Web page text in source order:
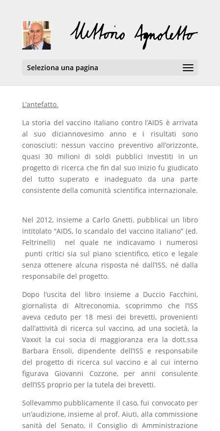
Seleziona una pagina
L’antefatto.
La storia del vaccino italiano contro l’AIDS è arrivata
al suo diciannovesimo anno e i risultati sono
conosciuti: nessun vaccino preventivo all’orizzonte,
quasi 30 milioni di soldi pubblici investiti in un
progetto di ricerca che fin dal suo inizio fu giudicato
del tutto superato e inadeguato da una parte
consistente della comunità scientifica internazionale.
Nel 2012, insieme a Carlo Gnetti, pubblicai un libro
intitolato “AIDS, lo scandalo del vaccino italiano” (ed.
Feltrinelli) nel quale ne indicavamo i numerosi
punti critici sia sul piano scientifico, etico e legale
senza ottenere alcuna risposta né dall’ISS, né dalla
responsabile del progetto.
Dopo l’uscita del libro insieme a Duccio Facchini,
giornalista di Altreconomia, scoprimmo che l’ISS
aveva ceduto per 18 mesi dei brevetti, provenienti
dall’attività di ricerca sul vaccino, ad una società, la
Vaxxit la cui socia di maggioranza era la dott.ssa
Barbara Ensoli, dipendente dell’ISS e responsabile
del progetto di ricerca sul vaccino e al cui interno
figurava Giovanni Cozzone, per anni consulente
dell’ISS proprio per la tutela dei brevetti.
Sollevammo pubblicamente il caso, fui convocato per
un’audizione, insieme al prof. Aiuti, alla commissione
sanità del Senato, il Consiglio di Amministrazione